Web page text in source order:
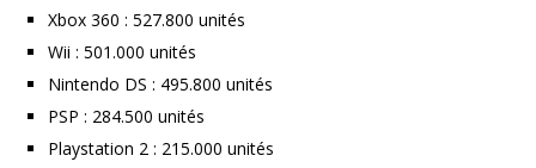
Xbox 360 : 527.800 unités
Wii : 501.000 unités
Nintendo DS : 495.800 unités
PSP : 284.500 unités
Playstation 2 : 215.000 unités